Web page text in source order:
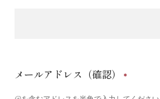
メールアドレス（確認）